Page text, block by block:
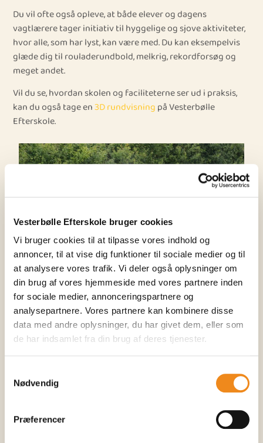
Vesterbølle Efterskole bruger cookies
Vi bruger cookies til at tilpasse vores indhold og
annoncer, til at vise dig funktioner til sociale medier og til
at analysere vores trafik. Vi deler også oplysninger om
din brug af vores hjemmeside med vores partnere inden
for sociale medier, annonceringspartnere og
analysepartnere. Vores partnere kan kombinere disse
data med andre oplysninger, du har givet dem, eller som
de har indsamlet fra din brug af deres tjenester.
Nødvendig
Præferencer
Du vil ofte også opleve, at både elever og dagens
vagtlærere tager initiativ til hyggelige og sjove aktiviteter,
hvor alle, som har lyst, kan være med. Du kan eksempelvis
glæde dig til rouladerundbold, melkrig, rekordforsøg og
meget andet.
Vil du se, hvordan skolen og faciliteterne ser ud i praksis,
kan du også tage en3D rundvisning på Vesterbølle
Efterskole.